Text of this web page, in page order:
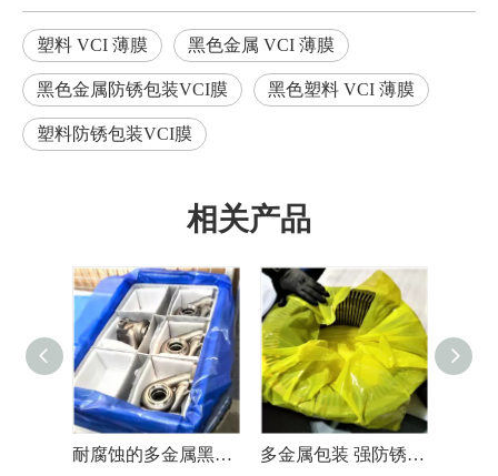
塑料 VCI 薄膜 黑色金属 VCI 薄膜
黑色金属防锈包装VCI膜 黑色塑料 VCI 薄膜
塑料防锈包装VCI膜
相关产品
耐腐蚀的多金属黑色 VCI 薄膜 多金属包装 强防锈性能 VCI 薄膜